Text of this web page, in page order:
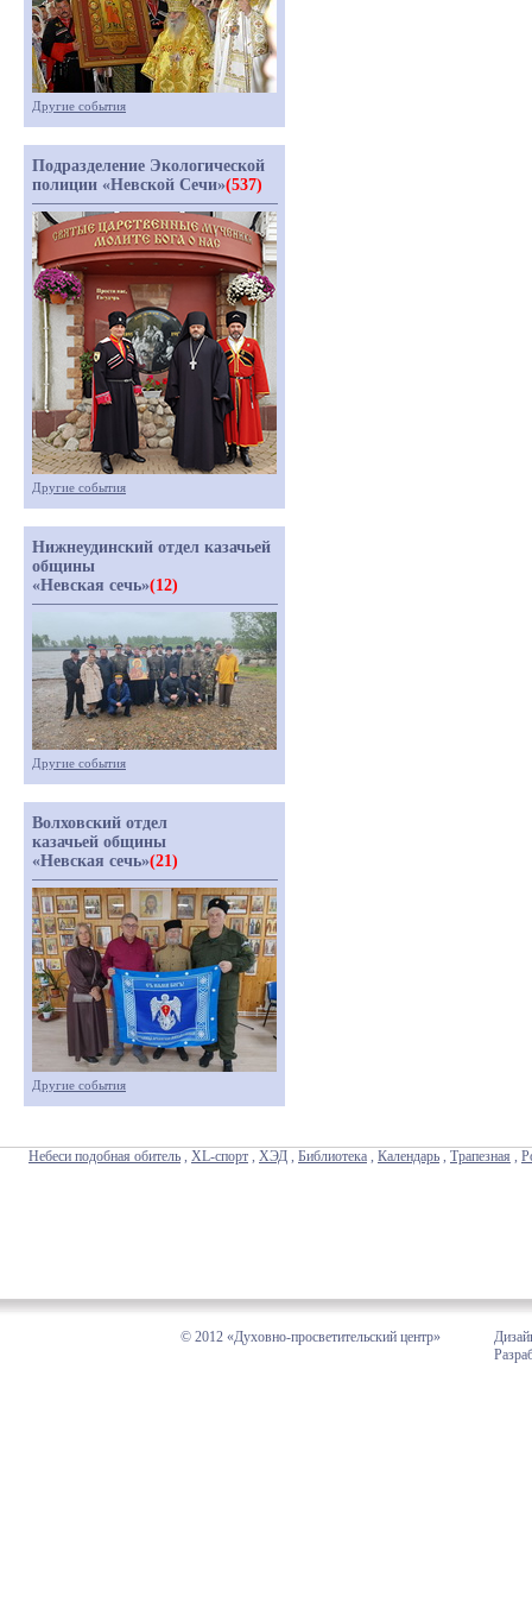
Другие события
Подразделение Экологической
полиции «Невской Сечи»(537)
Другие события
Нижнеудинский отдел казачьей
общины
«Невская сечь»(12)
Другие события
Волховский отдел
казачьей общины
«Невская сечь»(21)
Другие события
Небеси подобная обитель , XL-спорт , ХЭД , Библиотека , Календарь , Трапезная ,
© 2012 «Духовно-просветительский центр»